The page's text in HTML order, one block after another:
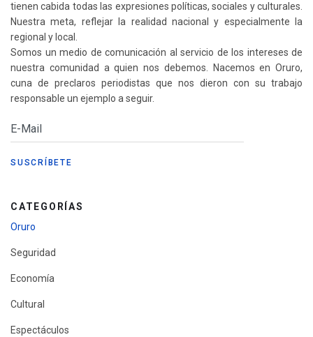
tienen cabida todas las expresiones políticas, sociales y culturales.
Nuestra meta, reflejar la realidad nacional y especialmente la
regional y local.
Somos un medio de comunicación al servicio de los intereses de
nuestra comunidad a quien nos debemos. Nacemos en Oruro,
cuna de preclaros periodistas que nos dieron con su trabajo
responsable un ejemplo a seguir.
CATEGORÍAS
Oruro
Seguridad
Economía
Cultural
Espectáculos